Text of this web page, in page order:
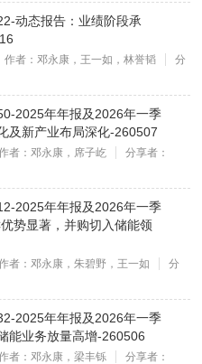
动态报告：业绩阶段承
作者：邓永康，王一如，林誉韬
分
2025年年报及2026年一季
及新产业布局深化-260507
者：邓永康，席子屹
分享者：
2025年年报及2026年一季
势显著，并购切入储能领
者：邓永康，朱碧野，王一如
分
2025年年报及2026年一季
能业务放量高增-260506
者：邓永康，梁丰铄
分享者：